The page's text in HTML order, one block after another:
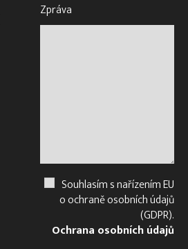
Zpráva
Souhlasím s nařízením EU
o ochraně osobních údajů
(GDPR).
Ochrana osobních údajů